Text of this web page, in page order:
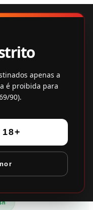
apenas a
é proibida para
90).